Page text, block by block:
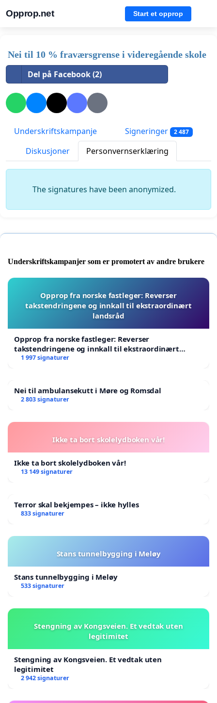
Opprop.net Start et opprop
Nei til 10 % fraværsgrense i videregående skole
Del på Facebook (2)
Underskriftskampanje Signeringer 2 487
Diskusjoner Personvernserklæring
The signatures have been anonymized.
Underskriftskampanjer som er promotert av andre brukere
Opprop fra norske fastleger: Reverser
takstendringene og innkall til ekstraordinært
landsråd
Opprop fra norske fastleger: Reverser
takstendringene og innkall til ekstraordinært
landsråd
1 997 signaturer
Nei til ambulansekutt i Møre og Romsdal
2 803 signaturer
Ikke ta bort skolelydboken vår!
Ikke ta bort skolelydboken vår!
13 149 signaturer
Terror skal bekjempes – ikke hylles
833 signaturer
Stans tunnelbygging i Meløy
Stans tunnelbygging i Meløy
533 signaturer
Stengning av Kongsveien. Et vedtak uten
legitimitet
Stengning av Kongsveien. Et vedtak uten
legitimitet
2 942 signaturer